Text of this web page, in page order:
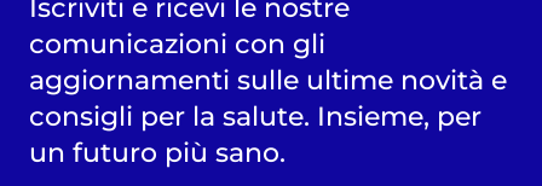
Iscriviti e ricevi le nostre
comunicazioni con gli
aggiornamenti sulle ultime novità e
consigli per la salute. Insieme, per
un futuro più sano.